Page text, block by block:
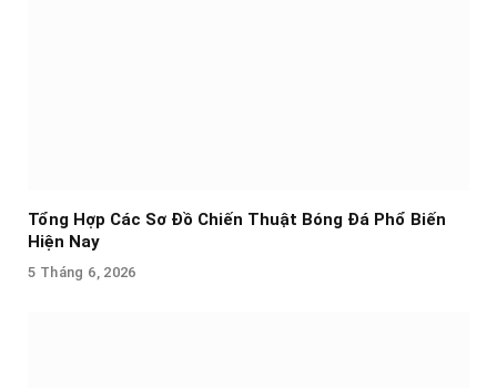
Tổng Hợp Các Sơ Đồ Chiến Thuật Bóng Đá Phổ Biến
Hiện Nay
5 Tháng 6, 2026